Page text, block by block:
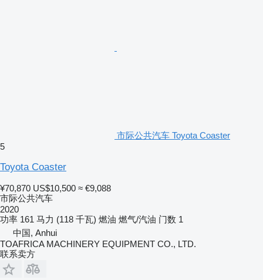
市际公共汽车 Toyota Coaster
5
Toyota Coaster
¥70,870 US$10,500 ≈ €9,088
市际公共汽车
2020
功率 161 马力 (118 千瓦) 燃油 燃气/汽油 门数 1
中国, Anhui
TOAFRICA MACHINERY EQUIPMENT CO., LTD.
联系卖方